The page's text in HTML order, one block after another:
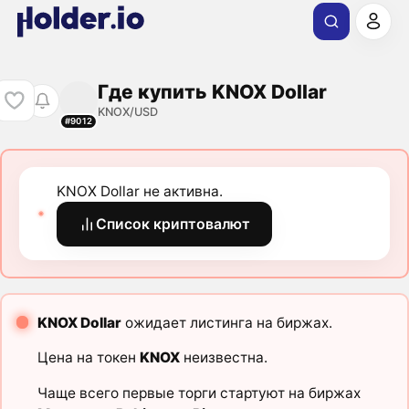
#9012
Где купить KNOX Dollar
KNOX/USD
KNOX Dollar не активна.
Список криптовалют
KNOX Dollarожидает листинга на биржах.
Цена на токен KNOXнеизвестна.
Чаще всего первые торги стартуют на биржах